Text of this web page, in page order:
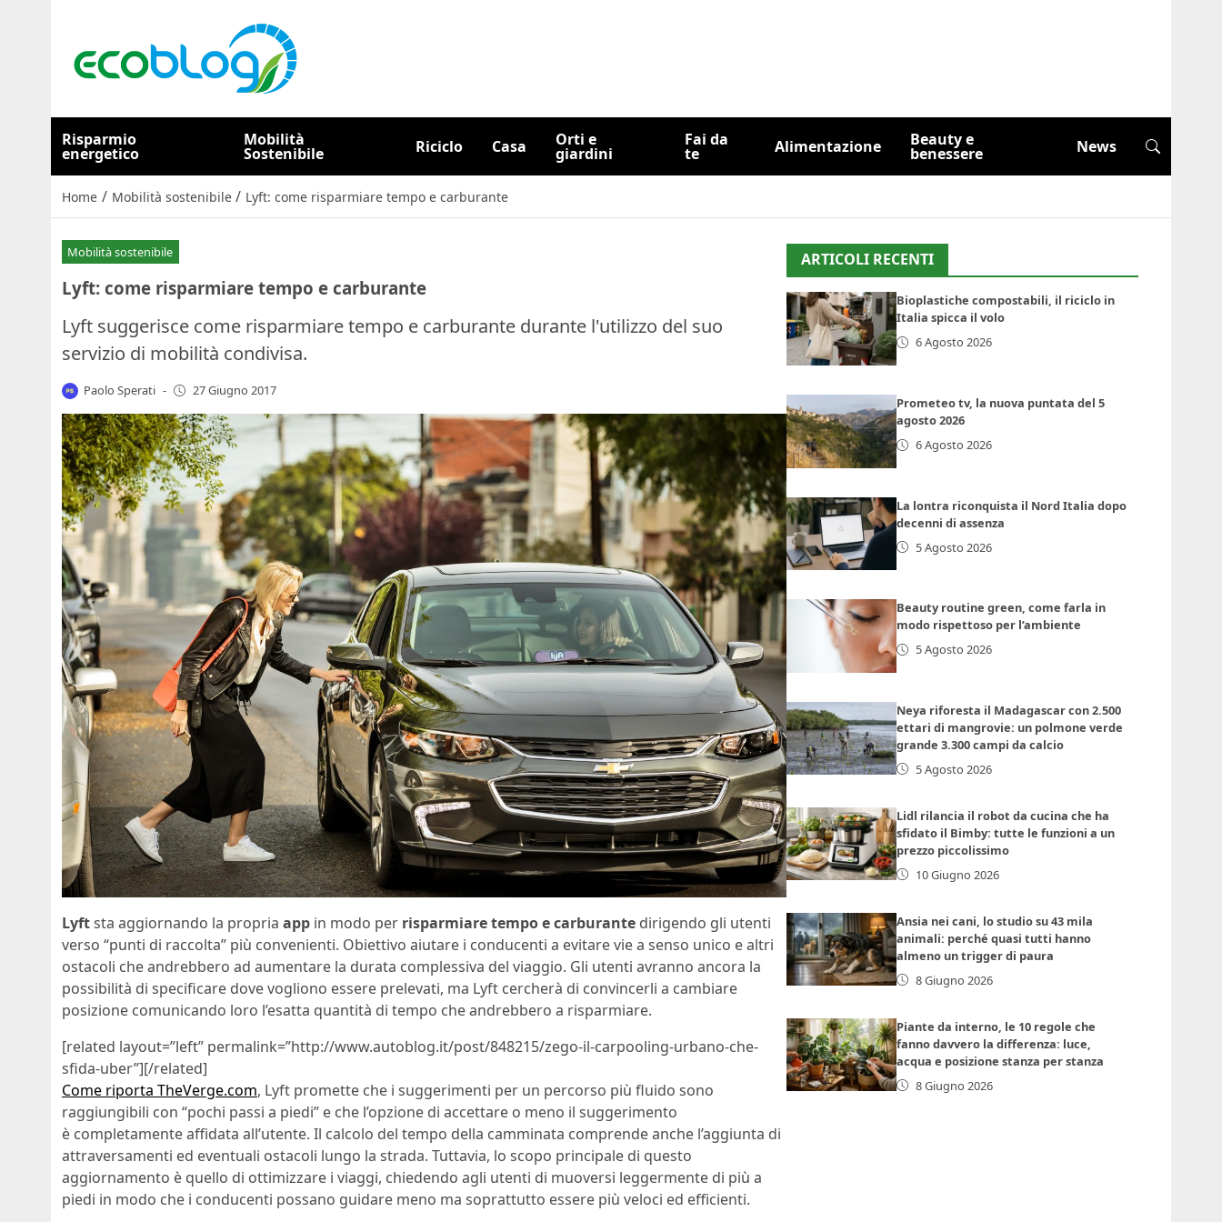
Risparmio
energetico
Mobilità
Sostenibile Riciclo Casa Orti e
giardini
Fai da
te Alimentazione Beauty e
benessere News
Home / Mobilità sostenibile / Lyft: come risparmiare tempo e carburante
Mobilità sostenibile
Lyft: come risparmiare tempo e carburante
Lyft suggerisce come risparmiare tempo e carburante durante l'utilizzo del suo
servizio di mobilità condivisa.
Paolo Sperati - 27 Giugno 2017
Lyftsta aggiornando la propria app in modo per risparmiare tempo e carburante dirigendo gli utenti
verso “punti di raccolta” più convenienti. Obiettivo aiutare i conducenti a evitare vie a senso unico e altri
ostacoli che andrebbero ad aumentare la durata complessiva del viaggio. Gli utenti avranno ancora la
possibilità di specificare dove vogliono essere prelevati, ma Lyft cercherà di convincerli a cambiare
posizione comunicando loro l’esatta quantità di tempo che andrebbero a risparmiare.
[related layout=”left” permalink=”http://www.autoblog.it/post/848215/zego-il-carpooling-urbano-che-
sfida-uber”][/related]
Come riporta TheVerge.com, Lyft promette che i suggerimenti per un percorso più fluido sono
raggiungibili con “pochi passi a piedi” e che l’opzione di accettare o meno il suggerimento
è completamente affidata all’utente. Il calcolo del tempo della camminata comprende anche l’aggiunta di
attraversamenti ed eventuali ostacoli lungo la strada. Tuttavia, lo scopo principale di questo
aggiornamento è quello di ottimizzare i viaggi, chiedendo agli utenti di muoversi leggermente di più a
piedi in modo che i conducenti possano guidare meno ma soprattutto essere più veloci ed efficienti.
ARTICOLI RECENTI
Bioplastiche compostabili, il riciclo in
Italia spicca il volo
6 Agosto 2026
Prometeo tv, la nuova puntata del 5
agosto 2026
6 Agosto 2026
La lontra riconquista il Nord Italia dopo
decenni di assenza
5 Agosto 2026
Beauty routine green, come farla in
modo rispettoso per l’ambiente
5 Agosto 2026
Neya riforesta il Madagascar con 2.500
ettari di mangrovie: un polmone verde
grande 3.300 campi da calcio
5 Agosto 2026
Lidl rilancia il robot da cucina che ha
sfidato il Bimby: tutte le funzioni a un
prezzo piccolissimo
10 Giugno 2026
Ansia nei cani, lo studio su 43 mila
animali: perché quasi tutti hanno
almeno un trigger di paura
8 Giugno 2026
Piante da interno, le 10 regole che
fanno davvero la differenza: luce,
acqua e posizione stanza per stanza
8 Giugno 2026